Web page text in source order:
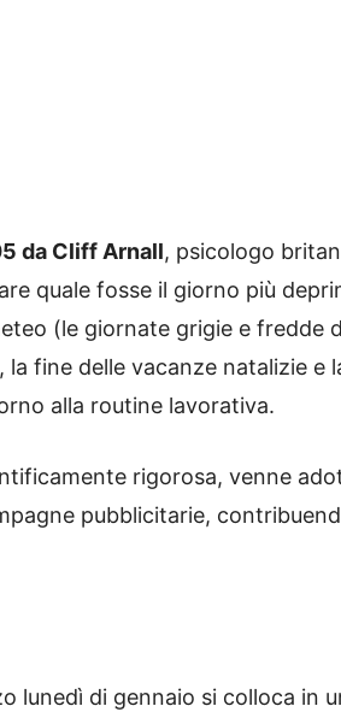
da Cliff Arnall, psicologo
quale fosse il giorno più
(le giornate grigie e fredde
fine delle vacanze natalizie e
alla routine lavorativa.
rigorosa, venne
pubblicitarie,
lunedì di gennaio si colloca in